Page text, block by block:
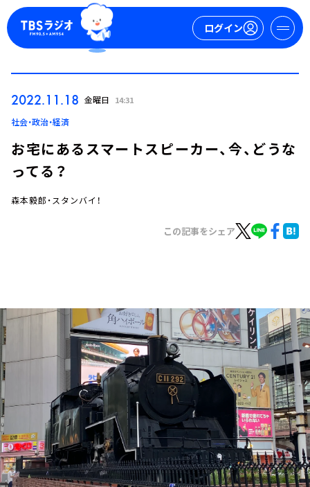
ログイン
お知らせ
イベント・グッズ
YouTube
会社情報
2022.11.18 金曜日 14:31
社会・政治・経済
お宅にあるスマートスピーカー、今、どうな
ってる？
森本毅郎・スタンバイ！
この記事をシェア